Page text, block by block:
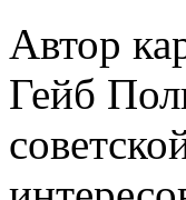
Автор
Гейб